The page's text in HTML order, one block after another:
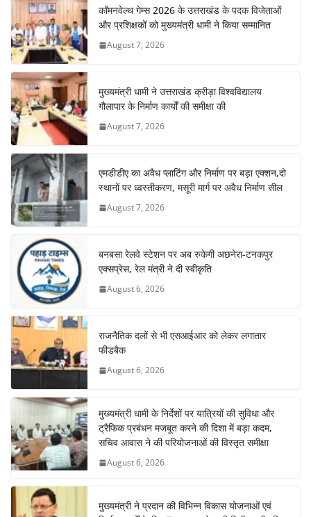
कॉमनवेल्थ गेम्स 2026 के उत्तराखंड के पदक विजेताओं
और प्रशिक्षकों को मुख्यमंत्री धामी ने किया सम्मानित
August 7, 2026
मुख्यमंत्री धामी ने उत्तराखंड क्रीड़ा विश्वविद्यालय
गौलापार के निर्माण कार्यों की समीक्षा की
August 7, 2026
एमडीडीए का अवैध प्लाटिंग और निर्माण पर बड़ा एक्शन,दो
स्थानों पर ध्वस्तीकरण, मसूरी मार्ग पर अवैध निर्माण सील
August 7, 2026
बनबसा रेलवे स्टेशन पर अब रुकेगी अछनेरा-टनकपुर
एक्सप्रेस, रेल मंत्री ने दी स्वीकृति
August 6, 2026
राजनैतिक दलों से भी एसआईआर को लेकर लगातार
फीडबैक
August 6, 2026
मुख्यमंत्री धामी के निर्देशों पर यात्रियों की सुविधा और
ट्रैफिक प्रबंधन मजबूत करने की दिशा में बड़ा कदम,
सचिव आवास ने की परियोजनाओं की विस्तृत समीक्षा
August 6, 2026
मुख्यमंत्री ने प्रदान की विभिन्न विकास योजनाओं एवं